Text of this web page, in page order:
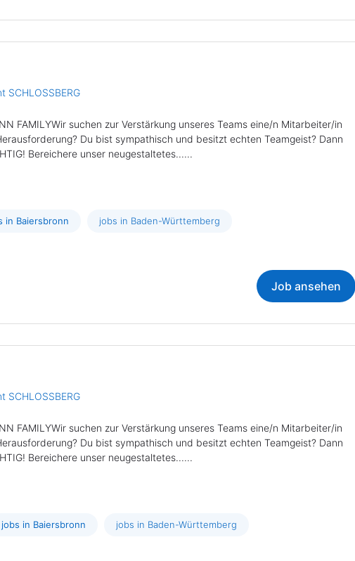
SCHLOSSBERG
FAMILYWir suchen zur Verstärkung unseres Teams eine/n Mitarbeiter/in
Du bist sympathisch und besitzt echten Teamgeist? Dann
Bereichere unser neugestaltetes......
in Baiersbronn jobs in Baden-Württemberg
Job ansehen
SCHLOSSBERG
FAMILYWir suchen zur Verstärkung unseres Teams eine/n Mitarbeiter/in
Du bist sympathisch und besitzt echten Teamgeist? Dann
Bereichere unser neugestaltetes......
jobs in Baiersbronn jobs in Baden-Württemberg